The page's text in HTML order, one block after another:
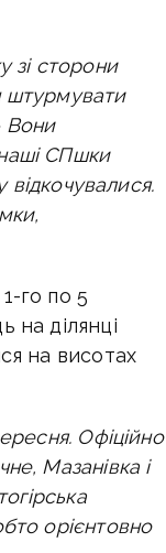
зі сторони
штурмувати
Вони
СПшки
відкочувалися.
го по 5
на ділянці
на висотах
Офіційно
Мазанівка і
орієнтовно